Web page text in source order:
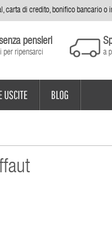
carta di credito, bonifico bancario o
pensieri
per ripensarci a
USCITE BLOG